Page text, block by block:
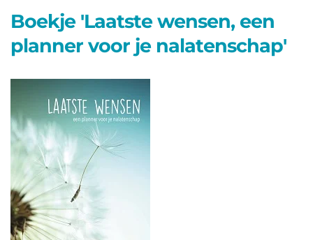
Boekje 'Laatste wensen, een
planner voor je nalatenschap'